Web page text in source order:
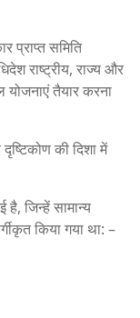
प्राप्त समिति
राष्ट्रीय, राज्य और
तैयार करना
की दिशा में
है, जिन्हें सामान्य
किया गया था: –